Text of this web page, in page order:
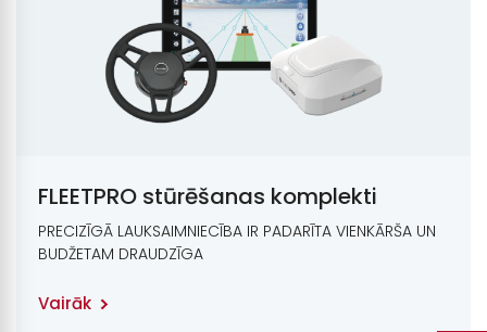
FLEETPRO stūrēšanas komplekti
PRECIZĪGĀ LAUKSAIMNIECĪBA IR PADARĪTA VIENKĀRŠA UN
BUDŽETAM DRAUDZĪGA
Vairāk